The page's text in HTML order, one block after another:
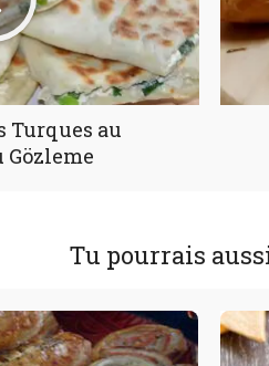
Turques au
Gözleme
Tu pourrais